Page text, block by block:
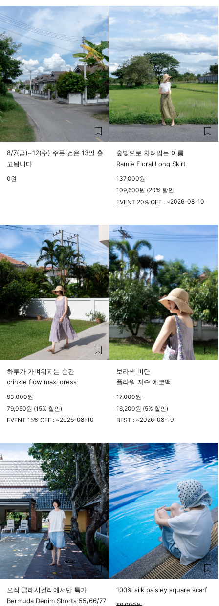
8/7(금)~12(수) 주문 건은 13일 출
고됩니다
0원
숲빛으로 차려입는 여름
Ramie Floral Long Skirt
137,000원
109,600원 (20% 할인)
EVENT 20% OFF : ~2026-08-10
하루가 가벼워지는 순간
crinkle flow maxi dress
93,000원
79,050원 (15% 할인)
EVENT 15% OFF : ~2026-08-10
보라색 비단
플라워 자수 에코백
17,000원
16,200원 (5% 할인)
BEST : ~2026-08-10
오직 클래시컬리에서만 특가
Bermuda Denim Shorts 55/66/77
100% silk paisley square scarf
89,000원